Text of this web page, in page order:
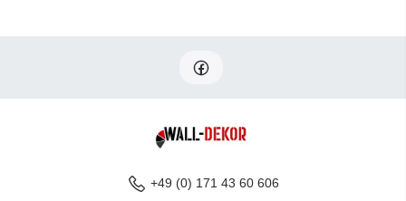
+49 (0) 171 43 60 606